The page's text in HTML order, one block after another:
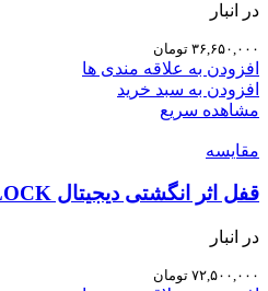
در انبار
۳۶,۶۵۰,۰۰۰ تومان
افزودن به علاقه مندی ها
افزودن به سبد خرید
مشاهده سریع
مقایسه
قفل اثر انگشتی دیجیتال ALOCK مدل K90 + G
در انبار
۷۲,۵۰۰,۰۰۰ تومان